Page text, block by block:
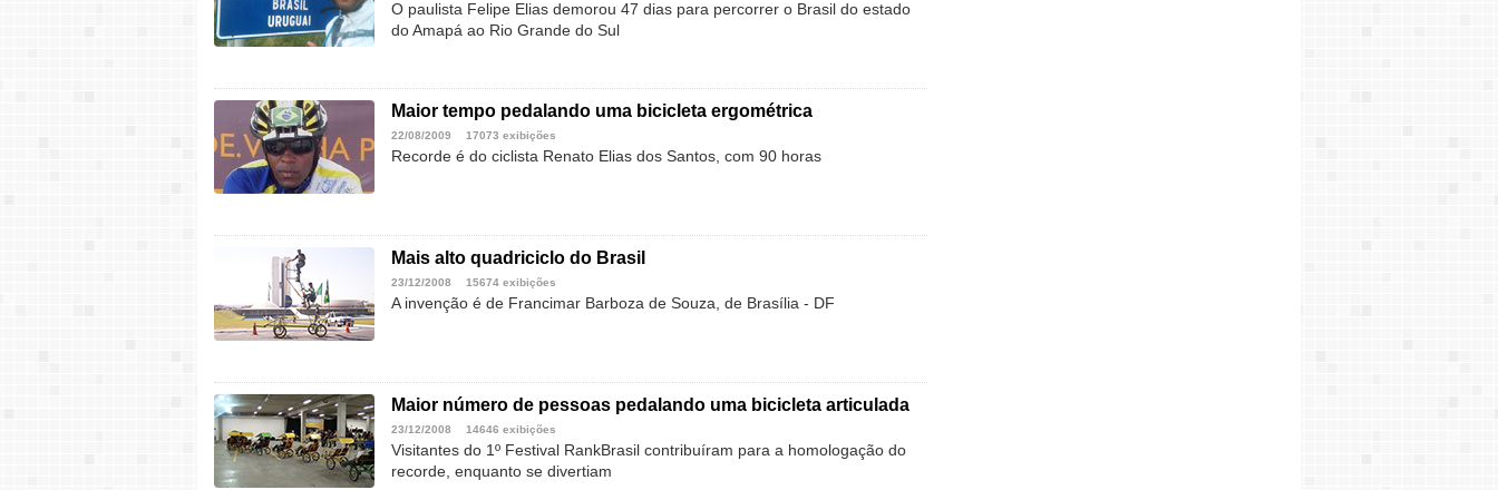
O paulista Felipe Elias demorou 47 dias para percorrer o Brasil do estado
do Amapá ao Rio Grande do Sul
Maior tempo pedalando uma bicicleta ergométrica
22/08/2009 17073 exibições
Recorde é do ciclista Renato Elias dos Santos, com 90 horas
Mais alto quadriciclo do Brasil
23/12/2008 15674 exibições
A invenção é de Francimar Barboza de Souza, de Brasília - DF
Maior número de pessoas pedalando uma bicicleta articulada
23/12/2008 14646 exibições
Visitantes do 1º Festival RankBrasil contribuíram para a homologação do
recorde, enquanto se divertiam